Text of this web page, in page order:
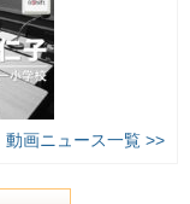
動画ニュース一覧 >>